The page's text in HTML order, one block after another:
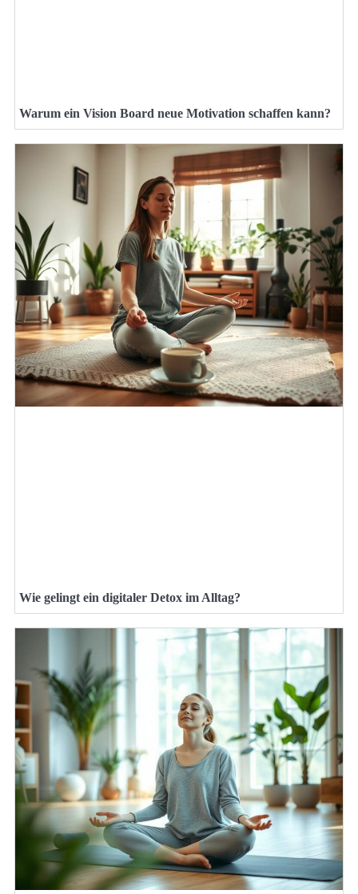
Warum ein Vision Board neue Motivation schaffen kann?
Wie gelingt ein digitaler Detox im Alltag?